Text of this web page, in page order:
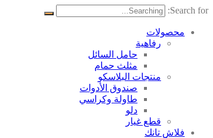
Search for:
محصولات
رفاهية
حامل السائل
مثلث حمام
منتجات البلاسکو
صندوق الأدوات
طاولة وكراسي
دلو
قطع غيار
فلاش تانك